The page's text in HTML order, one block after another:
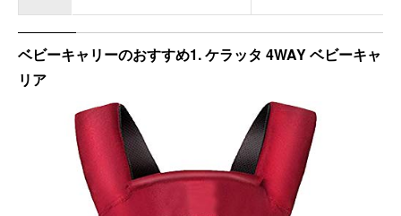
ベビーキャリーのおすすめ1. ケラッタ 4WAY ベビーキャ
リア